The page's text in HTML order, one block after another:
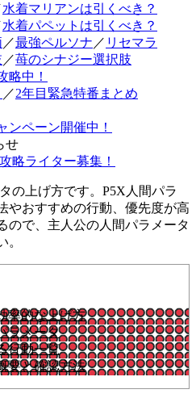
水着マリアンは引くべき？
水着パペットは引くべき？
／最強ペルソナ ／ リセマラ
／苺のシナジー選択肢
略中！
／2年目緊急特番まとめ
ンペーン開催中！
せ
略ライター募集！
の上げ方です。P5X人間パラ
やおすすめの行動、優先度が高
ので、主人公の人間パラメータ
。
率的な上げ方
ラメータ
行動一覧
要と確認方法